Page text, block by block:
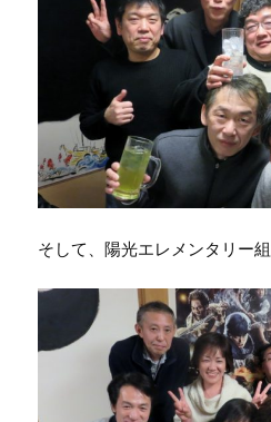
そして、陽光エレメンタリー組